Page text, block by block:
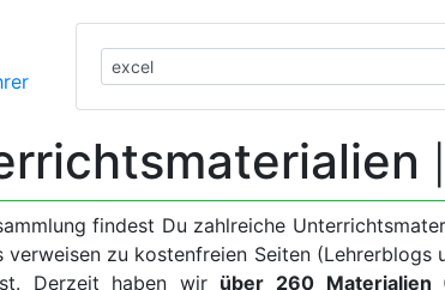
findest Du zahlreiche
zu kostenfreien Seiten
Derzeit haben wir über 260 Materialien